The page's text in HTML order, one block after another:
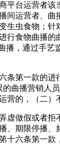
运营者该
运营者、
虫食物；
食物曲播
，通过手
第一款的
曲播营销
的，（二
假或者拒
期限停播
六条第一